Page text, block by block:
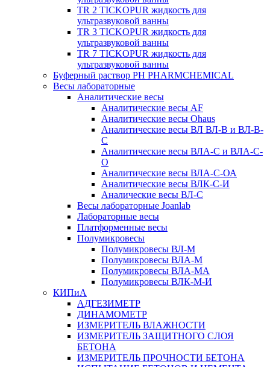
TR 2 TICKOPUR жидкость для
ультразвуковой ванны
TR 3 TICKOPUR жидкость для
ультразвуковой ванны
TR 7 TICKOPUR жидкость для
ультразвуковой ванны
Буферный раствор PH PHARMCHEMICAL
Весы лабораторные
Аналитические весы
Аналитические весы AF
Аналитические весы Ohaus
Аналитические весы ВЛ ВЛ-В и ВЛ-В-
С
Аналитические весы ВЛА-С и ВЛА-С-
О
Аналитические весы ВЛА-С-ОА
Аналитические весы ВЛК-С-И
Аналические весы ВЛ-С
Весы лабораторные Joanlab
Лабораторные весы
Платформенные весы
Полумикровесы
Полумикровесы ВЛ-М
Полумикровесы ВЛА-М
Полумикровесы ВЛА-МА
Полумикровесы ВЛК-М-И
КИПиА
АДГЕЗИМЕТР
ДИНАМОМЕТР
ИЗМЕРИТЕЛЬ ВЛАЖНОСТИ
ИЗМЕРИТЕЛЬ ЗАЩИТНОГО СЛОЯ
БЕТОНА
ИЗМЕРИТЕЛЬ ПРОЧНОСТИ БЕТОНА